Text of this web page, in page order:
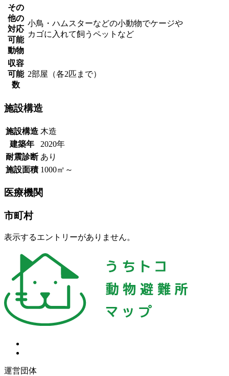
その
他の
対応
可能
動物
小鳥・ハムスターなどの小動物でケージや
カゴに入れて飼うペットなど
収容
可能
数
2部屋（各2匹まで）
施設構造
施設構造 木造
建築年
2020年
耐震診断 あり
施設面積 1000㎡～
医療機関
市町村
表示するエントリーがありません。
運営団体